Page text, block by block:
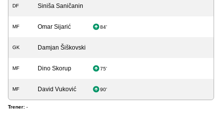
DF Siniša Saničanin
MF Omar Sijarić 84'
GK Damjan Šiškovski
MF Dino Skorup 75'
MF David Vuković 90'
Trener: -